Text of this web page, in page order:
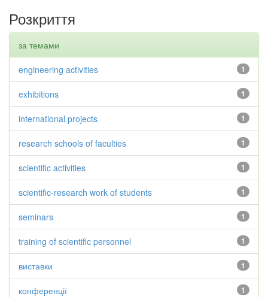
Розкриття
за темами
1
engineering activities
1
exhibitions
1
international projects
1
research schools of faculties
1
scientific activities
1
scientific-research work of students
1
seminars
1
training of scientific personnel
1
виставки
1
конференції